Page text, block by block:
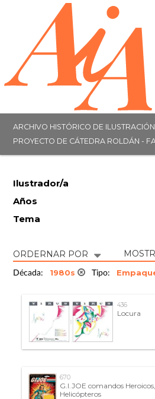
ARCHIVO HISTÓRICO DE
PROYECTO DE CÁTEDRA ROLDÁN -
Ilustrador/a
Años
Tema
ORDERNAR POR
Década: 1980s Tipo:
436
Locura
670
G.I.JOE comandos
Helicópteros